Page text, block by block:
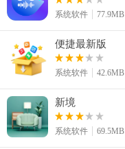
系统软件 77.9MB
便捷最新版
系统软件 42.6MB
新境
系统软件 69.5MB